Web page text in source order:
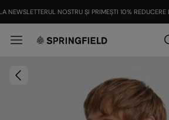
NEWSLETTERUL NOSTRU ȘI PRIMEȘTI 10%